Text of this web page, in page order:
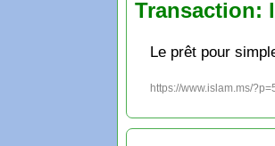
Transaction:
Le prêt pour
https://www.islam.ms/